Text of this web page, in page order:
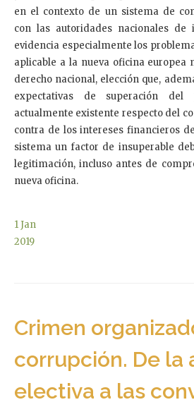
en el contexto de un sistema de
con las autoridades nacionales de
evidencia especialmente los
aplicable a la nueva oficina europea
derecho nacional, elección que,
expectativas de superación del
actualmente existente respecto del
contra de los intereses financieros
sistema un factor de insuperable
legitimación, incluso antes de
nueva oficina.
1Jan
2019
Crimen
corrupción. De la
electiva a las